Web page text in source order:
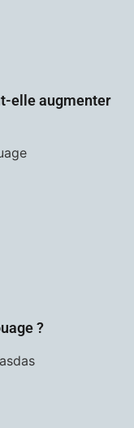
elle augmenter
?